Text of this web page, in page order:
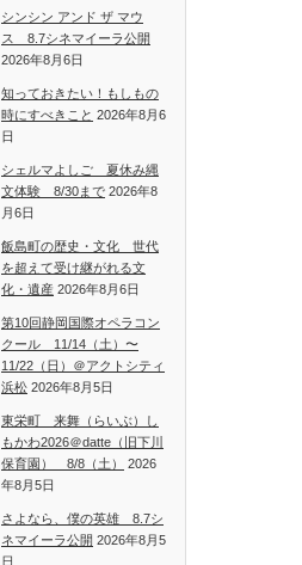
シンシン アンド ザ マウ
ス 8.7シネマイーラ公開
2026年8月6日
知っておきたい！もしもの
時にすべきこと 2026年8月6
日
シェルマよしご 夏休み縄
文体験 8/30まで 2026年8
月6日
飯島町の歴史・文化 世代
を超えて受け継がれる文
化・遺産 2026年8月6日
第10回静岡国際オペラコン
クール 11/14（土）〜
11/22（日）＠アクトシティ
浜松 2026年8月5日
東栄町 来舞（らいぶ）し
もかわ2026＠datte（旧下川
保育園） 8/8（土）
2026
年8月5日
さよなら、僕の英雄 8.7シ
ネマイーラ公開 2026年8月5
日